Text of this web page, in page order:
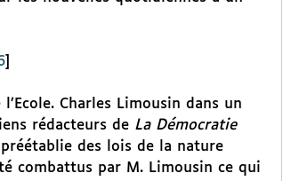
]
Charles Limousin dans un
rédacteurs de La Démocratie
des lois de la nature
combattus par M. Limousin ce qui